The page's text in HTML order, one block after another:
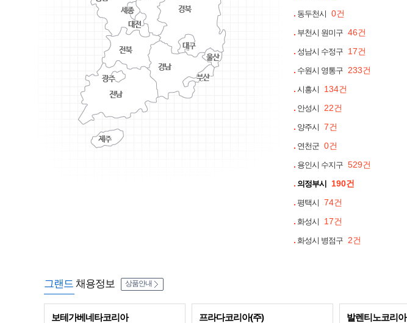
동두천시 0건
부천시 원미구 46건
성남시 수정구 17건
수원시 영통구 233건
시흥시 134건
안성시 22건
양주시 7건
연천군 0건
용인시 수지구 529건
의정부시 190건
평택시 74건
화성시 17건
화성시 병점구 2건
그랜드 채용정보 상품안내
보테가베네타코리아 프라다코리아(주) 발렌티노코리아